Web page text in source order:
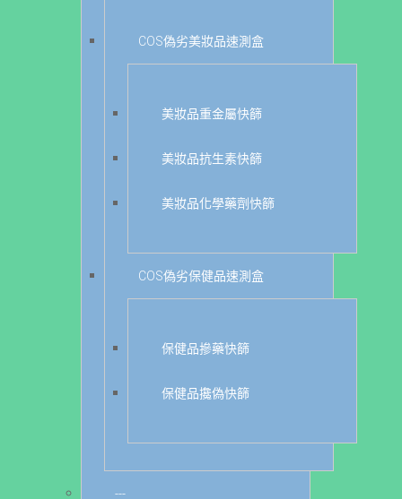
COS偽劣美妝品速測盒
美妝品重金屬快篩
美妝品抗生素快篩
美妝品化學藥劑快篩
COS偽劣保健品速測盒
保健品摻藥快篩
保健品攙偽快篩
---